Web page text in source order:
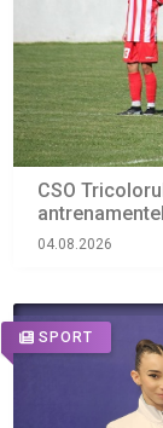
CSO
04.08.2026
SPORT